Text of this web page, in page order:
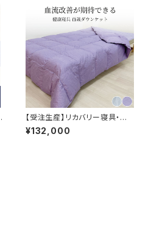
【受注生産】リカバリー寝具・百
歳 ダウンケット S/SD/D プラウ
シオン®加工
¥132,000